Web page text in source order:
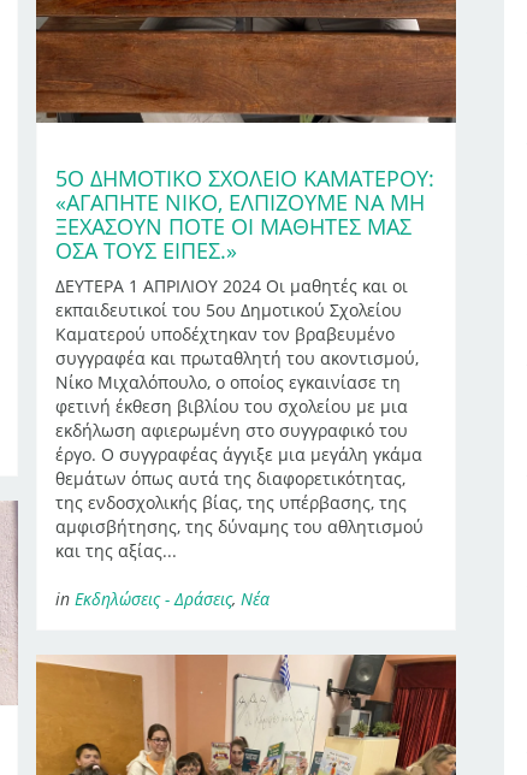
5Ο ΔΗΜΟΤΙΚΌ ΣΧΟΛΕΊΟ ΚΑΜΑΤΕΡΟΎ:
«ΑΓΑΠΗΤΈ ΝΊΚΟ, ΕΛΠΊΖΟΥΜΕ ΝΑ ΜΗ
ΞΕΧΆΣΟΥΝ ΠΟΤΈ ΟΙ ΜΑΘΗΤΈΣ ΜΑΣ
ΌΣΑ ΤΟΥΣ ΕΊΠΕΣ.»
ΔΕΥΤΕΡΑ 1 ΑΠΡΙΛΙΟΥ 2024 Οι μαθητές και οι
εκπαιδευτικοί του 5ου Δημοτικού Σχολείου
Καματερού υποδέχτηκαν τον βραβευμένο
συγγραφέα και πρωταθλητή του ακοντισμού,
Νίκο Μιχαλόπουλο, ο οποίος εγκαινίασε τη
φετινή έκθεση βιβλίου του σχολείου με μια
εκδήλωση αφιερωμένη στο συγγραφικό του
έργο. Ο συγγραφέας άγγιξε μια μεγάλη γκάμα
θεμάτων όπως αυτά της διαφορετικότητας,
της ενδοσχολικής βίας, της υπέρβασης, της
αμφισβήτησης, της δύναμης του αθλητισμού
και της αξίας...
in Εκδηλώσεις - Δράσεις, Νέα